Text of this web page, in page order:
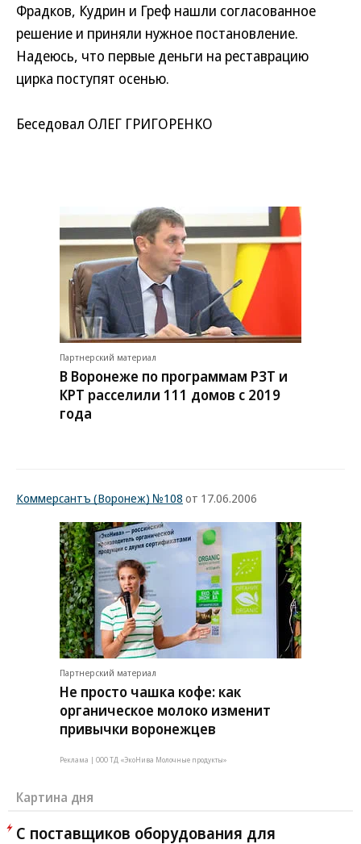
Фрадков, Кудрин и Греф нашли согласованное
решение и приняли нужное постановление.
Надеюсь, что первые деньги на реставрацию
цирка поступят осенью.
Беседовал ОЛЕГ ГРИГОРЕНКО
Партнерский материал
В Воронеже по программам РЗТ и
КРТ расселили 111 домов с 2019
года
Коммерсантъ (Воронеж) №108 от 17.06.2006
Партнерский материал
Не просто чашка кофе: как
органическое молоко изменит
привычки воронежцев
Реклама | ООО ТД «ЭкоНива Молочные продукты»
Картина дня
С поставщиков оборудования для